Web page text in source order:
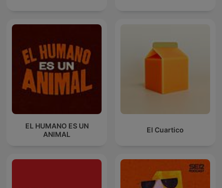
EL HUMANO ES UN
ANIMAL
El Cuartico